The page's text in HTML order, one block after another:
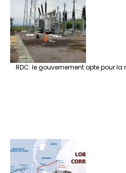
RDC: le gouvernement opte pour